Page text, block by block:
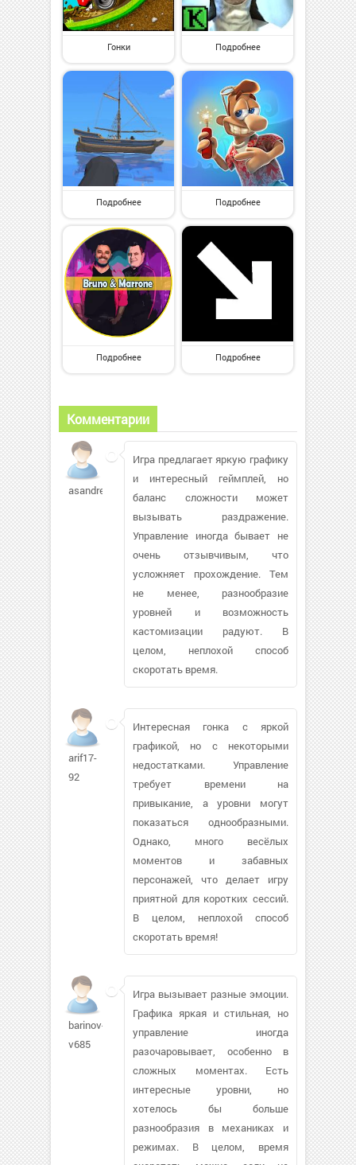
Гонки Подробнее
Подробнее Подробнее
Подробнее Подробнее
Комментарии
asandres274
Игра предлагает яркую графику
и интересный геймплей, но
баланс сложности может
вызывать раздражение.
Управление иногда бывает не
очень отзывчивым, что
усложняет прохождение. Тем
не менее, разнообразие
уровней и возможность
кастомизации радуют. В
целом, неплохой способ
скоротать время.
arif17-
92
Интересная гонка с яркой
графикой, но с некоторыми
недостатками. Управление
требует времени на
привыкание, а уровни могут
показаться однообразными.
Однако, много весёлых
моментов и забавных
персонажей, что делает игру
приятной для коротких сессий.
В целом, неплохой способ
скоротать время!
barinov-
v685
Игра вызывает разные эмоции.
Графика яркая и стильная, но
управление иногда
разочаровывает, особенно в
сложных моментах. Есть
интересные уровни, но
хотелось бы больше
разнообразия в механиках и
режимах. В целом, время